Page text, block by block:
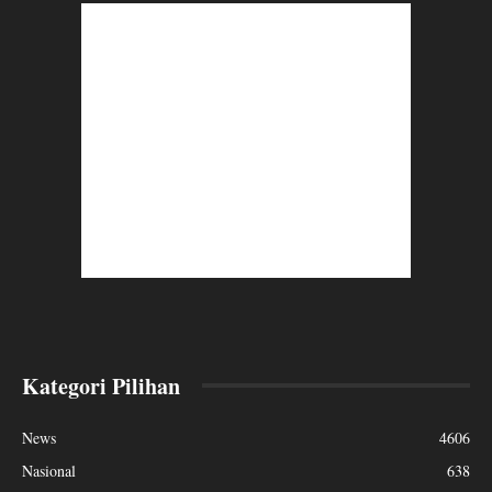
Kategori Pilihan
News
4606
Nasional
638